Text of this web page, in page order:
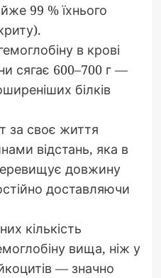
99 % їхнього
в крові
сягає 600–700 г —
білків
за своє життя
відстань, яка в
довжину
доставляючи
кількість
вища, ніж у
— значно